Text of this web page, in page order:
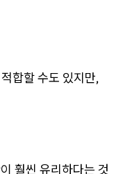
합할 수도 있지만,
훨씬 유리하다는 것